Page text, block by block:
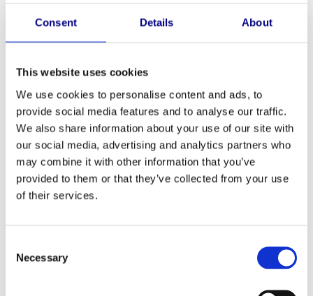
Consent Details About
This website uses cookies
We use cookies to personalise content and ads, to
provide social media features and to analyse our traffic.
We also share information about your use of our site with
our social media, advertising and analytics partners who
may combine it with other information that you’ve
provided to them or that they’ve collected from your use
of their services.
Selection
Necessary
afdichting verkregen.
Lees meer
aantal
Toevoegen aan winkelwagen
Heeft u vragen over dit product?
Neem contact op
Aanvullende informatie
Omschrijving
Materiaal: geanodiseerd aluminium